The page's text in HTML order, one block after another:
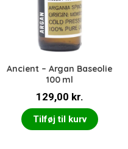
Ancient – Argan Baseolie
100 ml
129,00 kr.
Tilføj til kurv